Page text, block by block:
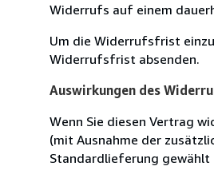
Widerrufs auf einem
Um die Widerrufsfrist
Widerrufsfrist absenden.
Auswirkungen des
Wenn Sie diesen Vertrag
(mit Ausnahme der
Standardlieferung gewählt